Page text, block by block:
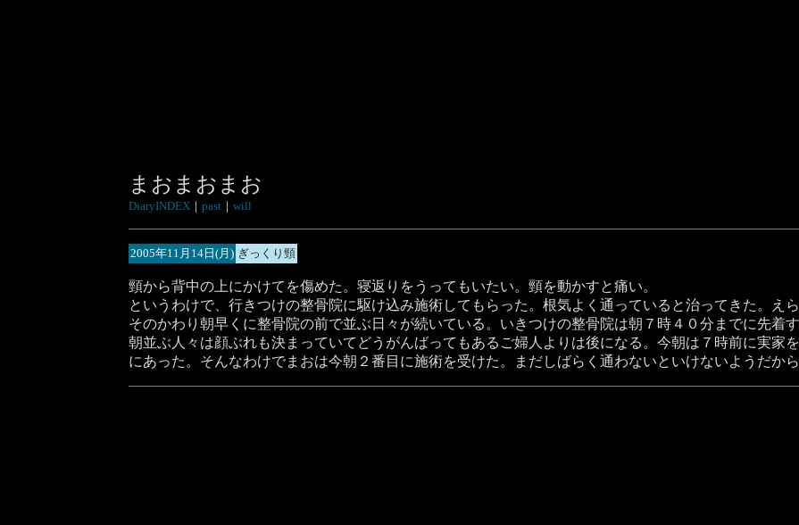
まおまおまお
DiaryINDEX ｜ past ｜ will
2005年11月14日(月) ぎっくり頸
頸から背中の上にかけてを傷めた。寝返りをうってもいたい。頸を動かすと痛い。
というわけで、行きつけの整骨院に駆け込み施術してもらった。根気よく通っていると治ってきた。えら
そのかわり朝早くに整骨院の前で並ぶ日々が続いている。いきつけの整骨院は朝７時４０分までに先着
朝並ぶ人々は顔ぶれも決まっていてどうがんばってもあるご婦人よりは後になる。今朝は７時前に実家
にあった。そんなわけでまおは今朝２番目に施術を受けた。まだしばらく通わないといけないようだか